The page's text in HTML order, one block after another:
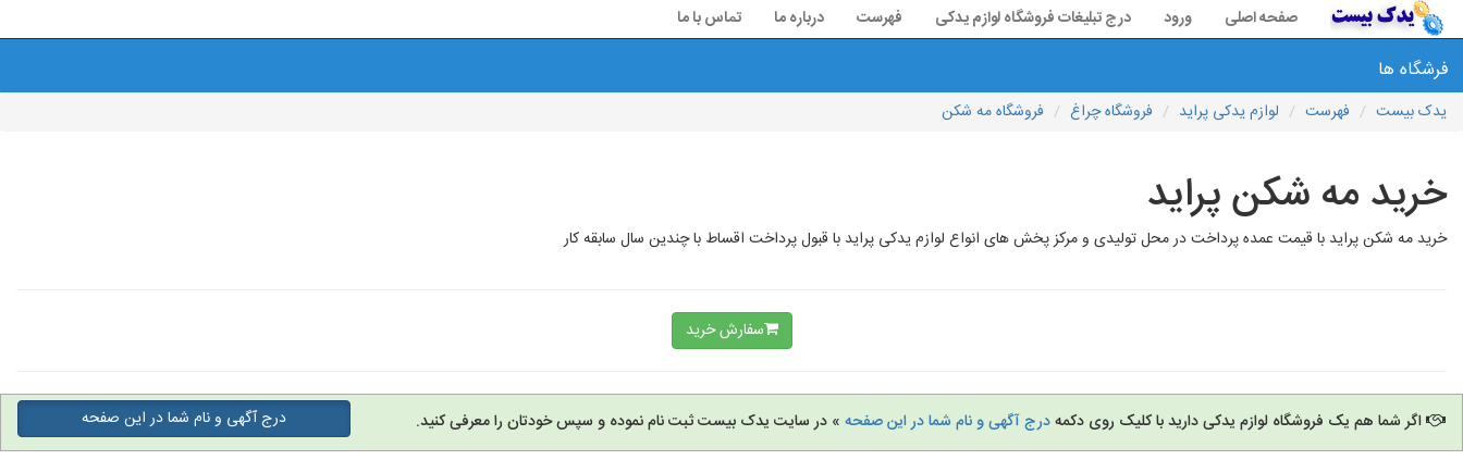
صفحه اصلی ورود درج تبلیغات فروشگاه لوازم یدکی فهرست درباره ما تماس با ما
فرشگاه ها
یدک بیست فهرست لوازم یدکی پراید فروشگاه چراغ فروشگاه مه شکن
خرید مه شکن پراید
خرید مه شکن پراید با قیمت عمده پرداخت در محل تولیدی و مرکز پخش های انواع لوازم یدکی پراید با قبول پرداخت اقساط با چندین سال سابقه کار
سفارش خرید
اگر شما هم یک فروشگاه لوازم یدکی دارید با کلیک روی دکمهدرج آگهی و نام شما در این صفحه » در سایت یدک بیست ثبت نام نموده و سپس خودتان را معرفی کنید. درج آگهی و نام شما در این صفحه